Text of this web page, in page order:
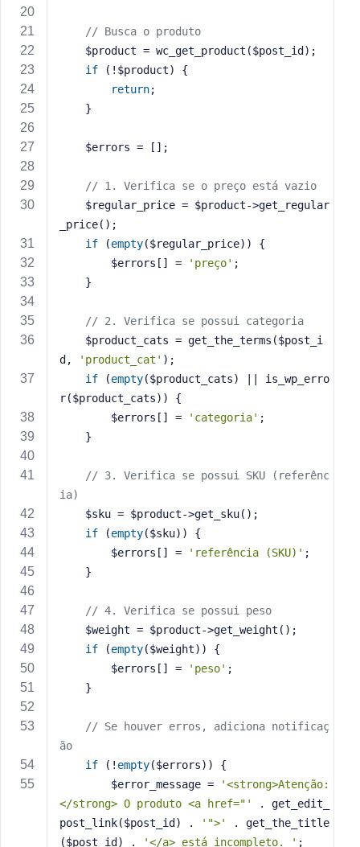
// Busca o produto
    $product = wc_get_product($post_id);
if (!$product) {
return;
    }
    $errors = [];
// 1. Verifica se o preço está vazio
_price();
if (empty($regular_price)) {
        $errors[] =
'preço' ;
    }
// 2. Verifica se possui categoria
d,
'product_cat' );
if (empty($product_cats) || is_wp_erro
r($product_cats)) {
        $errors[] =
'categoria' ;
    }
// 3. Verifica se possui SKU (referênc
ia)
    $sku = $product->get_sku();
if (empty($sku)) {
        $errors[] =
'referência (SKU)' ;
    }
// 4. Verifica se possui peso
    $weight = $product->get_weight();
if (empty($weight)) {
        $errors[] =
'peso' ;
    }
// Se houver erros, adiciona notificaç
ão
if (! empty($errors)) {
        $error_message =
'<strong>Atenção:
</strong> O produto <a href="'
. get_edit_
post_link($post_id) .
'">'
. get_the_title
($post_id) .
'</a> está incompleto. ' ;
e